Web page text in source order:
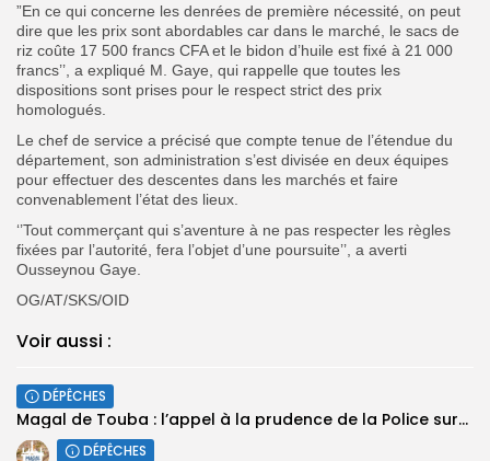
”En ce qui concerne les denrées de première nécessité, on peut
dire que les prix sont abordables car dans le marché, le sacs de
riz coûte 17 500 francs CFA et le bidon d’huile est fixé à 21 000
francs’’, a expliqué M. Gaye, qui rappelle que toutes les
dispositions sont prises pour le respect strict des prix
homologués.
Le chef de service a précisé que compte tenue de l’étendue du
département, son administration s’est divisée en deux équipes
pour effectuer des descentes dans les marchés et faire
convenablement l’état des lieux.
‘’Tout commerçant qui s’aventure à ne pas respecter les règles
fixées par l’autorité, fera l’objet d’une poursuite’’, a averti
Ousseynou Gaye.
OG/AT/SKS/OID
Voir aussi :
DÉPÊCHES
Magal de Touba : l’appel à la prudence de la Police sur...
DÉPÊCHES